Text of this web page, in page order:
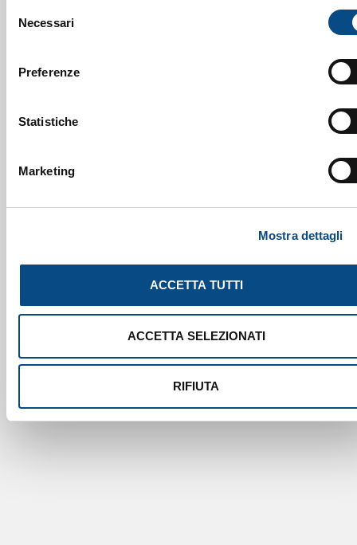
delNecessari
Preferenze
Statistiche
Marketing
Mostra dettagli
ACCETTA TUTTI
ACCETTA SELEZIONATI
RIFIUTA